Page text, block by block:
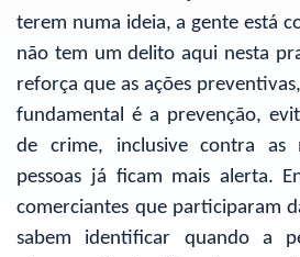
terem numa ideia, a gente está
não tem um delito aqui nesta
reforça que as ações
fundamental é a prevenção,
de crime, inclusive contra as
pessoas já ficam mais alerta.
comerciantes que participaram
sabem identificar quando a